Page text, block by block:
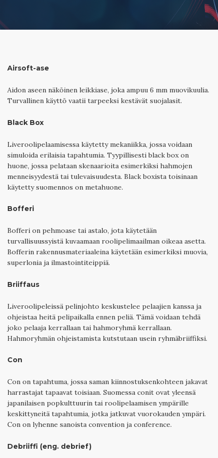
Airsoft-ase
Aidon aseen näköinen leikkiase, joka ampuu 6 mm muovikuulia.
Turvallinen käyttö vaatii tarpeeksi kestävät suojalasit.
Black Box
Liveroolipelaamisessa käytetty mekaniikka, jossa voidaan
simuloida erilaisia tapahtumia. Tyypillisesti black box on
huone, jossa pelataan skenaarioita esimerkiksi hahmojen
menneisyydestä tai tulevaisuudesta. Black boxista toisinaan
käytetty suomennos on metahuone.
Bofferi
Bofferi on pehmoase tai astalo, jota käytetään
turvallisuussyistä kuvaamaan roolipelimaailman oikeaa asetta.
Bofferin rakennusmateriaaleina käytetään esimerkiksi muovia,
superlonia ja ilmastointiteippiä.
Briiffaus
Liveroolipeleissä pelinjohto keskustelee pelaajien kanssa ja
ohjeistaa heitä pelipaikalla ennen peliä. Tämä voidaan tehdä
joko pelaaja kerrallaan tai hahmoryhmä kerrallaan.
Hahmoryhmän ohjeistamista kutstutaan usein ryhmäbriiffiksi.
Con
Con on tapahtuma, jossa saman kiinnostuksenkohteen jakavat
harrastajat tapaavat toisiaan. Suomessa conit ovat yleensä
japanilaisen popkulttuurin tai roolipelaamisen ympärille
keskittyneitä tapahtumia, jotka jatkuvat vuorokauden ympäri.
Con on lyhenne sanoista convention ja conference.
Debriiffi (eng. debrief)